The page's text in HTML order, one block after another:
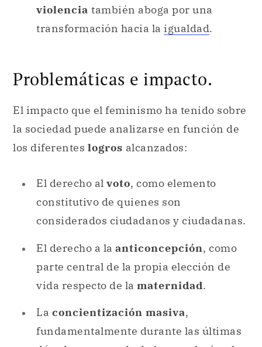
violencia también aboga por una
transformación hacia la igualdad.
Problemáticas e impacto.
El impacto que el feminismo ha tenido sobre
la sociedad puede analizarse en función de
los diferentes logros alcanzados:
El derecho al voto, como elemento
constitutivo de quienes son
considerados ciudadanos y ciudadanas.
El derecho a la anticoncepción, como
parte central de la propia elección de
vida respecto de la maternidad.
La concientización masiva,
fundamentalmente durante las últimas